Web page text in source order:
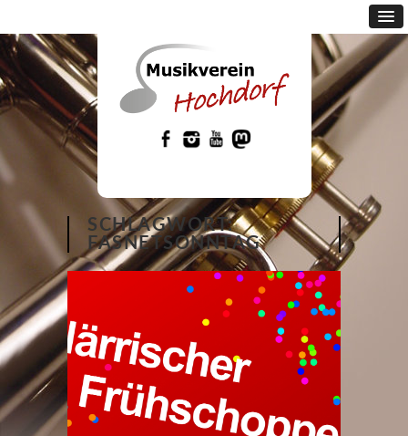
SCHLAGWORT:
FASNETSONNTAG